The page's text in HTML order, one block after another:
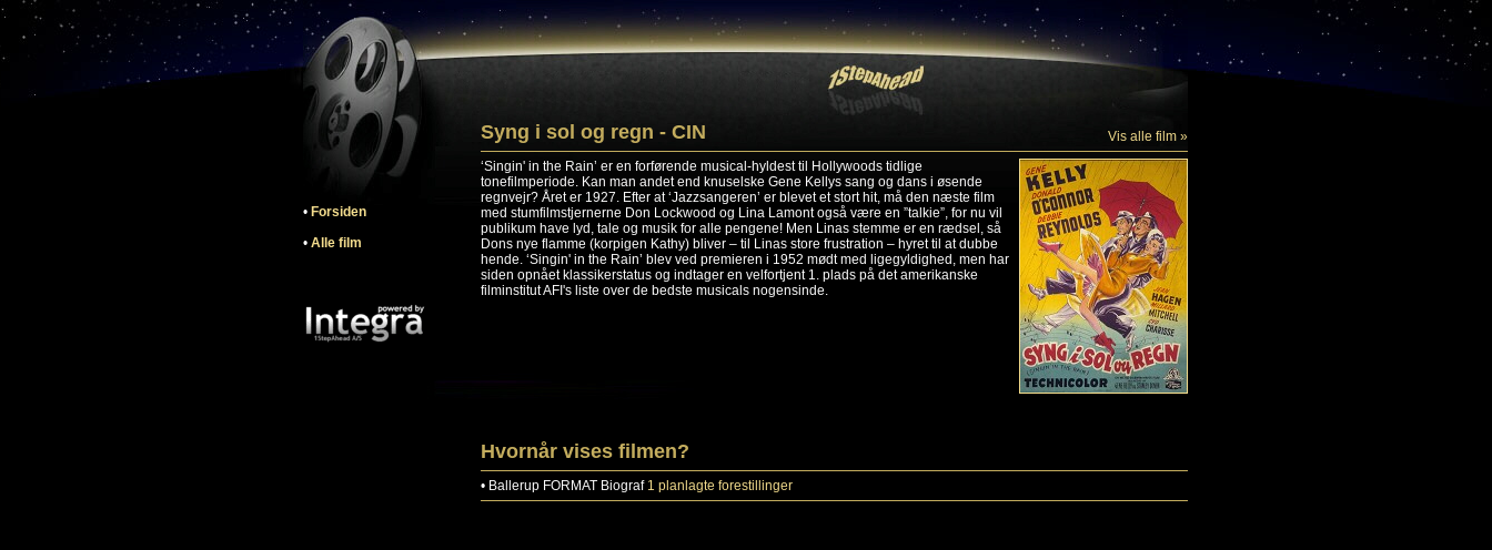
• Forsiden
• Alle film
Syng i sol og regn - CIN
Vis alle film »
‘Singin' in the Rain’ er en forførende musical-hyldest til Hollywoods tidlige
tonefilmperiode. Kan man andet end knuselske Gene Kellys sang og dans i øsende
regnvejr? Året er 1927. Efter at ‘Jazzsangeren’ er blevet et stort hit, må den næste film
med stumfilmstjernerne Don Lockwood og Lina Lamont også være en ”talkie”, for nu vil
publikum have lyd, tale og musik for alle pengene! Men Linas stemme er en rædsel, så
Dons nye flamme (korpigen Kathy) bliver – til Linas store frustration – hyret til at dubbe
hende. ‘Singin' in the Rain’ blev ved premieren i 1952 mødt med ligegyldighed, men har
siden opnået klassikerstatus og indtager en velfortjent 1. plads på det amerikanske
filminstitut AFI's liste over de bedste musicals nogensinde.
Hvornår vises filmen?
• Ballerup FORMAT Biograf 1 planlagte forestillinger